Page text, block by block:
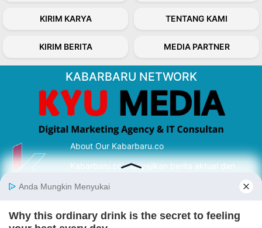
KIRIM KARYA TENTANG KAMI
KIRIM BERITA MEDIA PARTNER
KABARBARU NETWORK
About Our Kabarbaru.co
Kabarbaru.co menyajikan berita aktual dan
serta terverifikasi dari sumber yang tepat.
Follow Kabarbaru